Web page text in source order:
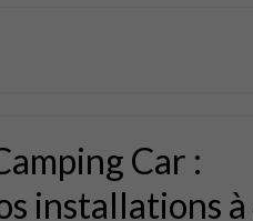
Car :
installations à